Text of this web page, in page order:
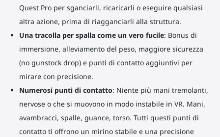
Quest Pro per sganciarli, ricaricarli o eseguire qualsiasi
altra azione, prima di riagganciarli alla struttura.
Una tracolla per spalla come un vero fucile: Bonus di
immersione, alleviamento del peso, maggiore sicurezza
(no gunstock drop) e punti di contatto aggiuntivi per
mirare con precisione.
Numerosi punti di contatto: Niente più mani tremolanti,
nervose o che si muovono in modo instabile in VR. Mani,
avambracci, spalle, guance, torso. Tutti questi punti di
contatto ti offrono un mirino stabile e una precisione